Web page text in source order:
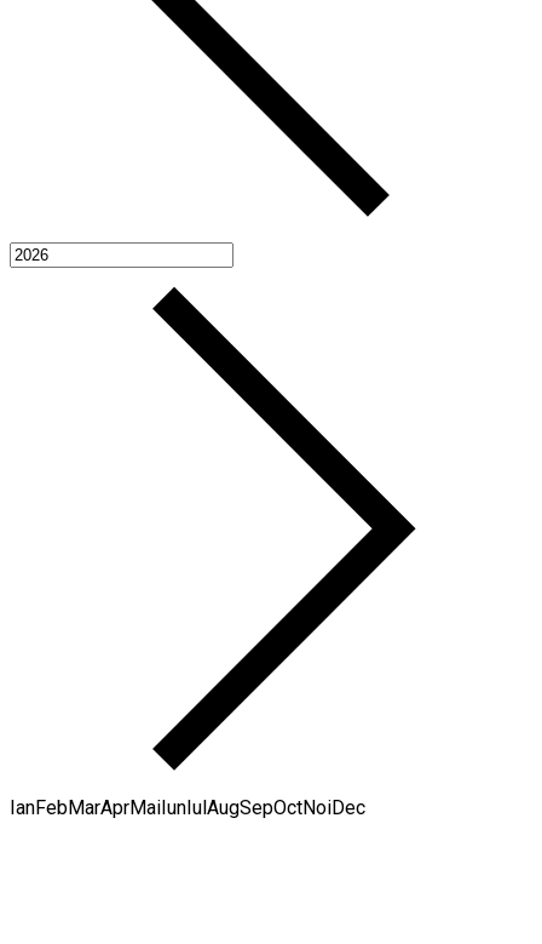
IanFebMarAprMaiIunIulAugSepOctNoiDec